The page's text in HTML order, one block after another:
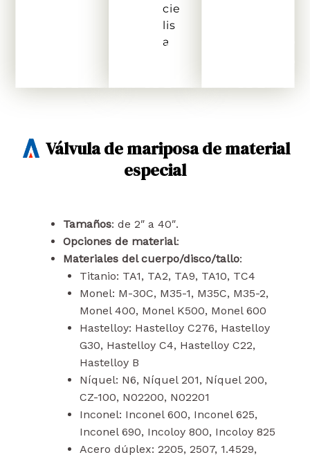
cie
lis
a
Válvula de mariposa de material
especial
Tamaños: de 2″ a 40″.
Opciones de material:
Materiales del cuerpo/disco/tallo:
Titanio: TA1, TA2, TA9, TA10, TC4
Monel: M-30C, M35-1, M35C, M35-2,
Monel 400, Monel K500, Monel 600
Hastelloy: Hastelloy C276, Hastelloy
G30, Hastelloy C4, Hastelloy C22,
Hastelloy B
Níquel: N6, Níquel 201, Níquel 200,
CZ-100, N02200, N02201
Inconel: Inconel 600, Inconel 625,
Inconel 690, Incoloy 800, Incoloy 825
Acero dúplex: 2205, 2507, 1.4529,